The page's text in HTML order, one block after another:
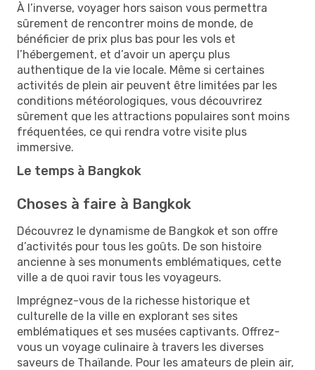
À l’inverse, voyager hors saison vous permettra
sûrement de rencontrer moins de monde, de
bénéficier de prix plus bas pour les vols et
l’hébergement, et d’avoir un aperçu plus
authentique de la vie locale. Même si certaines
activités de plein air peuvent être limitées par les
conditions météorologiques, vous découvrirez
sûrement que les attractions populaires sont moins
fréquentées, ce qui rendra votre visite plus
immersive.
Le temps à Bangkok
Choses à faire à Bangkok
Découvrez le dynamisme de Bangkok et son offre
d’activités pour tous les goûts. De son histoire
ancienne à ses monuments emblématiques, cette
ville a de quoi ravir tous les voyageurs.
Imprégnez-vous de la richesse historique et
culturelle de la ville en explorant ses sites
emblématiques et ses musées captivants. Offrez-
vous un voyage culinaire à travers les diverses
saveurs de Thaïlande. Pour les amateurs de plein air,